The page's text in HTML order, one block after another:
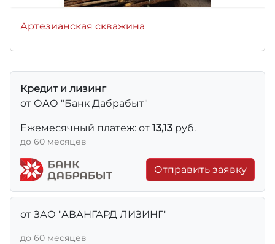
Артезианская скважина
Кредит и лизинг
от ОАО "Банк Дабрабыт"
Ежемесячный платеж: от 13,13 руб.
до 60 месяцев
Отправить заявку
от ЗАО "АВАНГАРД ЛИЗИНГ"
до 60 месяцев